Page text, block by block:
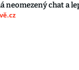
neomezený chat a